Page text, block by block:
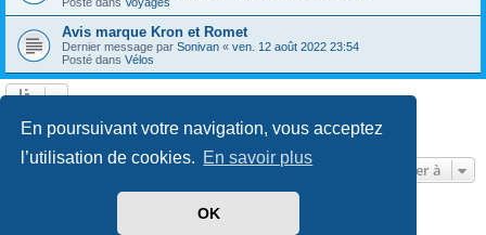
En poursuivant votre navigation, vous acceptez
l’utilisation de cookies. En savoir plus
OK
Avis marque Kron et Romet
Dernier message par Sonivan « ven. 12 août 2022 23:54
Posté dans Vélos
602 résultats trouvés Page1sur13
1 2 3 4 5 … 13
Aller à
phpBB ® Forum Software © phpBB Limited
phpBB-fr.com